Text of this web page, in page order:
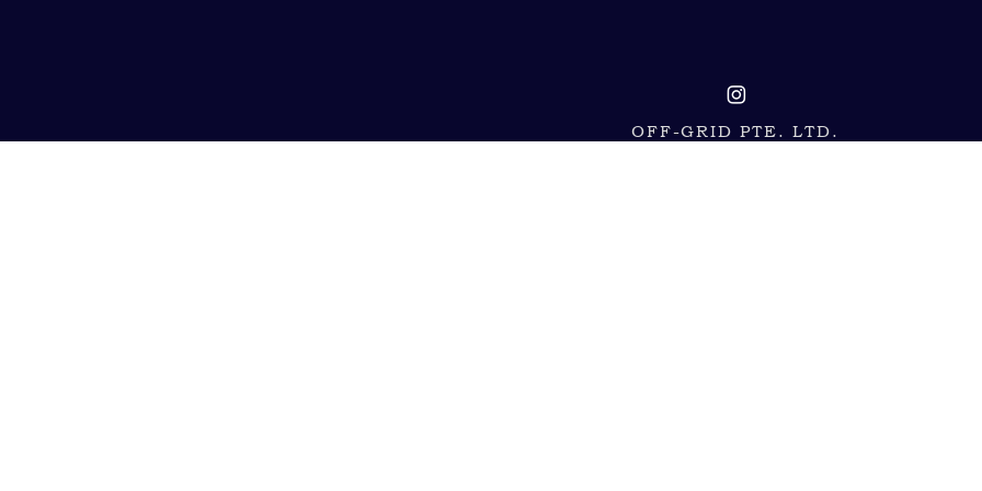
OFF-GRID PTE. LTD.